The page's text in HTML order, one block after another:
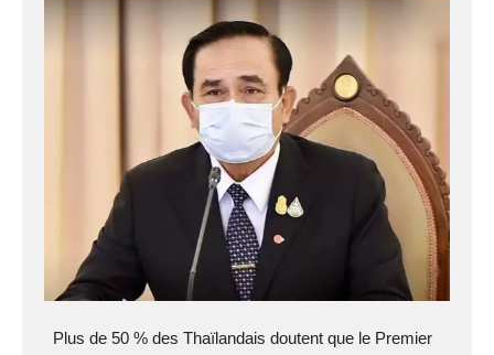
Plus de 50 % des Thaïlandais doutent que le Premier